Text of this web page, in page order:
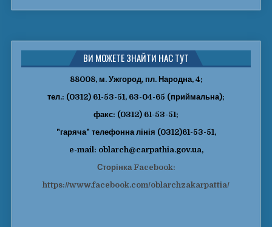
ВИ МОЖЕТЕ ЗНАЙТИ НАС ТУТ
88008, м. Ужгород, пл. Народна, 4;
тел.: (0312) 61-53-51, 63-04-65 (приймальна);
факс: (0312) 61-53-51;
"гаряча" телефонна лінія (0312)61-53-51,
e-mail: oblarch@carpathia.gov.ua,
Сторінка Facebook:
https://www.facebook.com/oblarchzakarpattia/